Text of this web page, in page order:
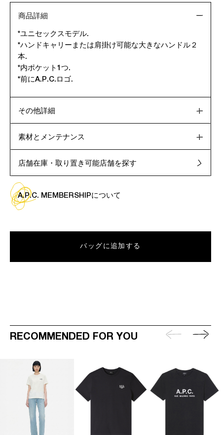
商品詳細
*ユニセックスモデル.
*ハンドキャリーまたは肩掛け可能な大きなハンドル２
本.
*内ポケット1つ.
*前にA.P.C.ロゴ.
その他詳細
素材とメンテナンス
店舗在庫・取り置き可能店舗を探す
A.P.C. MEMBERSHIPについて
バッグに追加する
RECOMMENDED FOR YOU